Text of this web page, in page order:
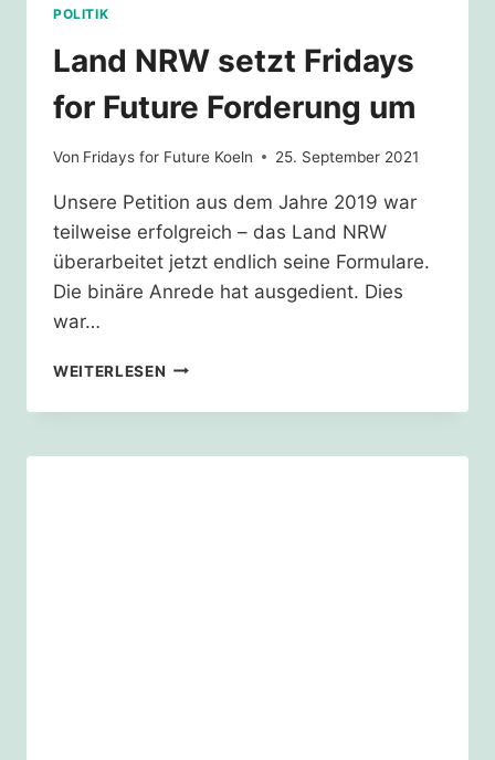
POLITIK
Land NRW setzt Fridays
for Future Forderung um
Von Fridays for Future Koeln 25. September 2021
Unsere Petition aus dem Jahre 2019 war
teilweise erfolgreich – das Land NRW
überarbeitet jetzt endlich seine Formulare.
Die binäre Anrede hat ausgedient. Dies
war…
WEITERLESEN LAND
SETZT
FOR